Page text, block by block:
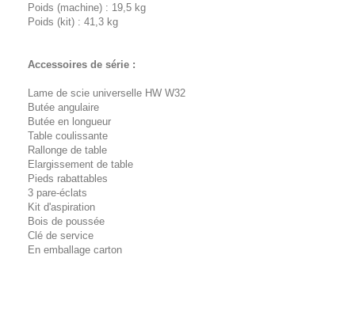
Poids (machine) : 19,5 kg
Poids (kit) : 41,3 kg
Accessoires de série :
Lame de scie universelle HW W32
Butée angulaire
Butée en longueur
Table coulissante
Rallonge de table
Elargissement de table
Pieds rabattables
3 pare-éclats
Kit d'aspiration
Bois de poussée
Clé de service
En emballage carton